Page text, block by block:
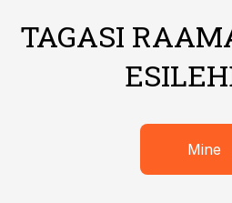
TAGASI
Mine